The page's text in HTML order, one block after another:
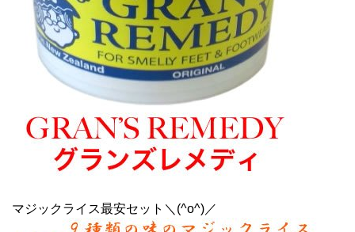
マジックライス最安セット＼(^o^)／